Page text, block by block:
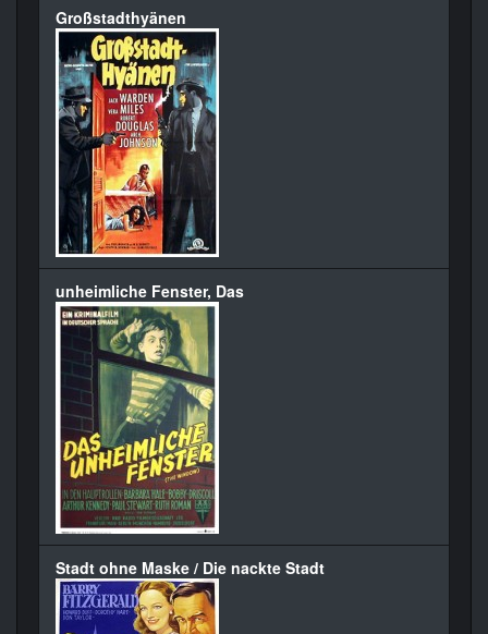
Großstadthyänen
unheimliche Fenster, Das
Stadt ohne Maske / Die nackte Stadt